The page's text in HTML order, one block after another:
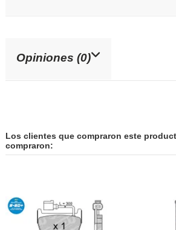
Opiniones (0)
Los clientes que compraron este
compraron: